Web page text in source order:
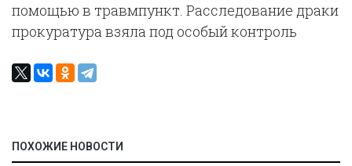
помощью в травмпункт. Расследование драки
прокуратура взяла под особый контроль
ПОХОЖИЕ НОВОСТИ